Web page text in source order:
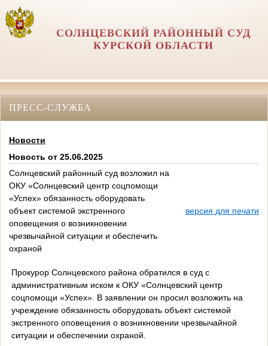
СОЛНЦЕВСКИЙ РАЙОННЫЙ СУД
КУРСКОЙ ОБЛАСТИ
ПРЕСС-СЛУЖБА
Новости
Новость от 25.06.2025
Солнцевский районный суд возложил на
ОКУ «Солнцевский центр соцпомощи
«Успех» обязанность оборудовать
объект системой экстренного
оповещения о возникновении
чрезвычайной ситуации и обеспечить
охраной
версия для печати
Прокурор Солнцевского района обратился в суд с
административным иском к ОКУ «Солнцевский центр
соцпомощи «Успех». В заявлении он просил возложить на
учреждение обязанность оборудовать объект системой
экстренного оповещения о возникновении чрезвычайной
ситуации и обеспечении охраной.